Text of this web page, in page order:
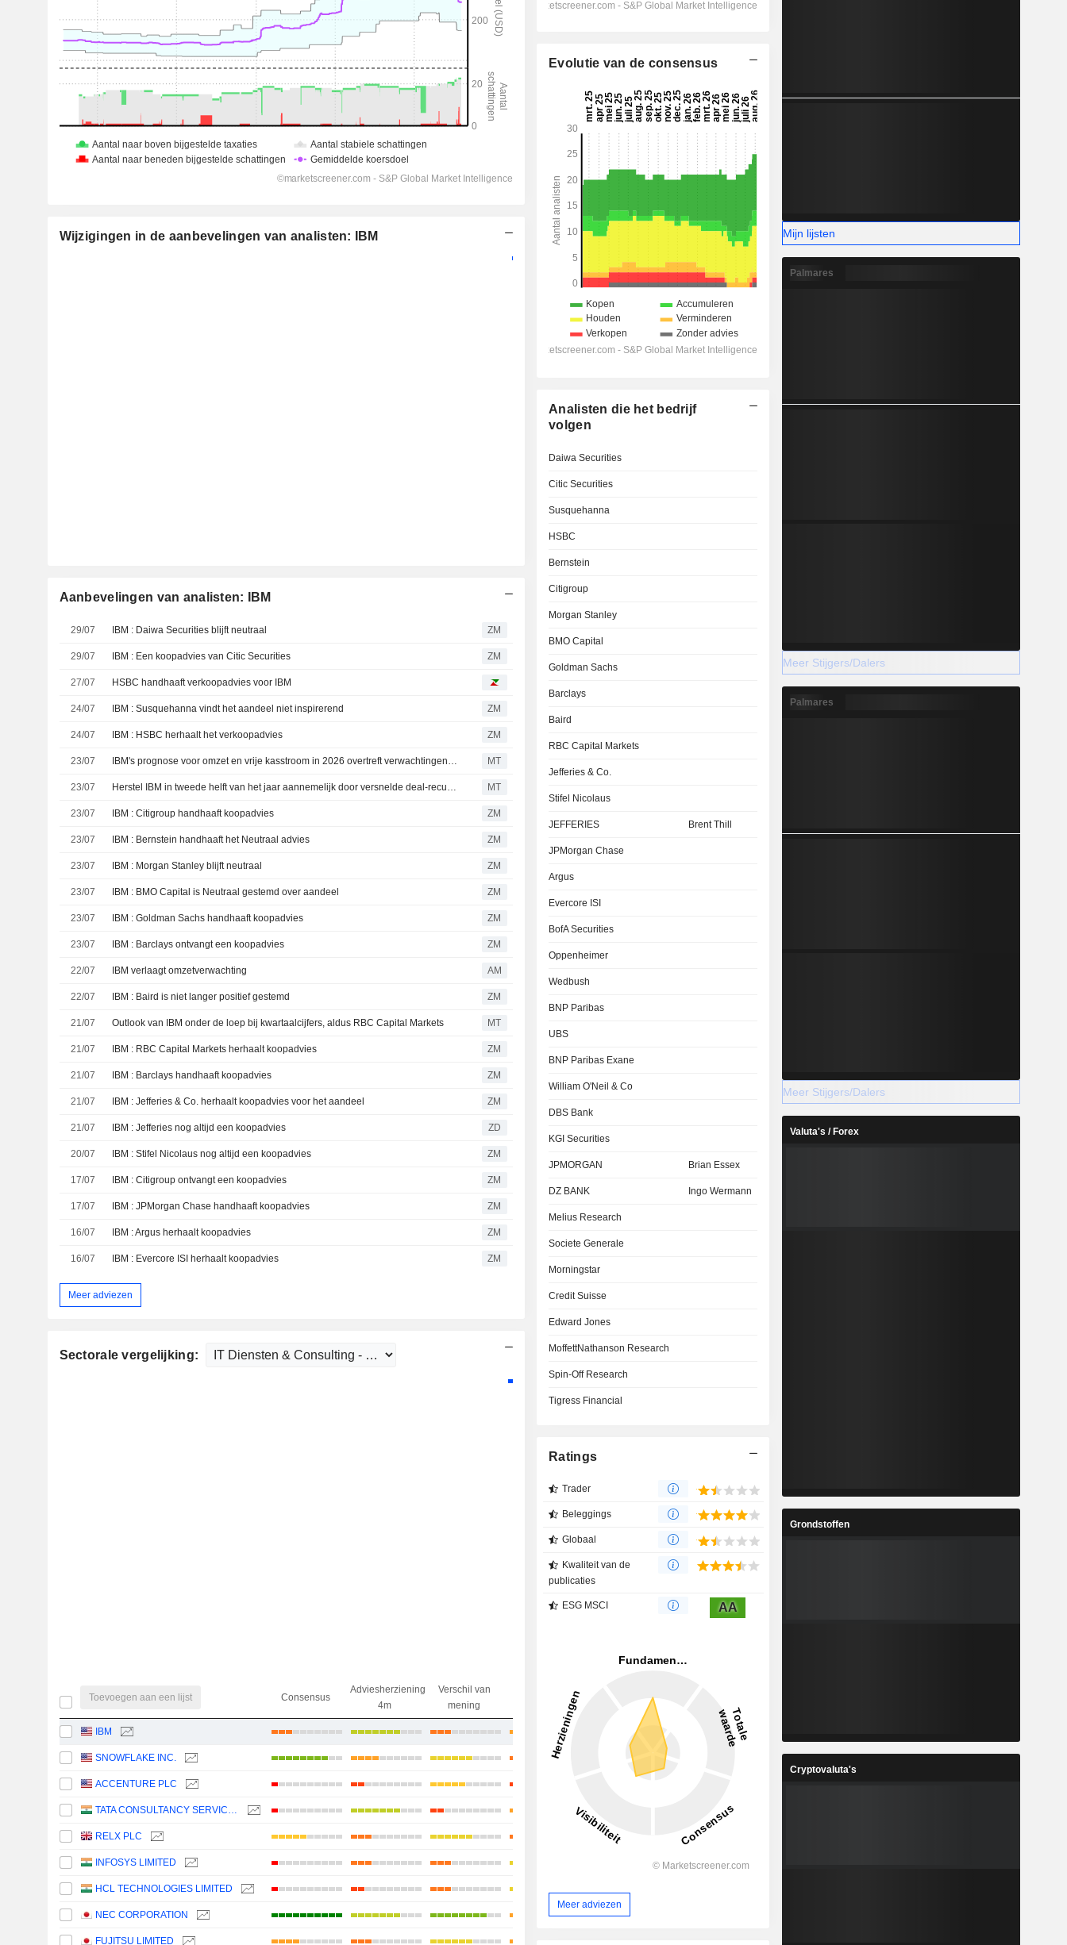
Wijzigingen in de aanbevelingen van analisten: IBM
Aanbevelingen van analisten: IBM
29/07 IBM : Daiwa Securities blijft neutraal ZM
29/07 IBM : Een koopadvies van Citic Securities ZM
27/07 HSBC handhaaft verkoopadvies voor IBM
24/07 IBM : Susquehanna vindt het aandeel niet inspirerend ZM
24/07 IBM : HSBC herhaalt het verkoopadvies ZM
23/07 IBM's prognose voor omzet en vrije kasstroom in 2026 overtreft verwachtingen, aldus RBC Capital Markets MT
23/07 Herstel IBM in tweede helft van het jaar aannemelijk door versnelde deal-recuperatie en hogere productiviteit, aldus Morgan Stanley MT
23/07 IBM : Citigroup handhaaft koopadvies ZM
23/07 IBM : Bernstein handhaaft het Neutraal advies ZM
23/07 IBM : Morgan Stanley blijft neutraal ZM
23/07 IBM : BMO Capital is Neutraal gestemd over aandeel ZM
23/07 IBM : Goldman Sachs handhaaft koopadvies ZM
23/07 IBM : Barclays ontvangt een koopadvies ZM
22/07 IBM verlaagt omzetverwachting AM
22/07 IBM : Baird is niet langer positief gestemd ZM
21/07 Outlook van IBM onder de loep bij kwartaalcijfers, aldus RBC Capital Markets MT
21/07 IBM : RBC Capital Markets herhaalt koopadvies ZM
21/07 IBM : Barclays handhaaft koopadvies ZM
21/07 IBM : Jefferies & Co. herhaalt koopadvies voor het aandeel ZM
21/07 IBM : Jefferies nog altijd een koopadvies ZD
20/07 IBM : Stifel Nicolaus nog altijd een koopadvies ZM
17/07 IBM : Citigroup ontvangt een koopadvies ZM
17/07 IBM : JPMorgan Chase handhaaft koopadvies ZM
16/07 IBM : Argus herhaalt koopadvies ZM
16/07 IBM : Evercore ISI herhaalt koopadvies ZM
Meer adviezen
Sectorale vergelijking:
Toevoegen aan een lijst Consensus
Adviesherziening
4m
Verschil van
mening
IBM
SNOWFLAKE INC.
ACCENTURE PLC
TATA CONSULTANCY SERVICES LTD.
RELX PLC +24,91%
INFOSYS LIMITED
HCL TECHNOLOGIES LIMITED
NEC CORPORATION +28,46%
FUJITSU LIMITED
Evolutie van de consensus
Analisten die het bedrijf
volgen
Daiwa Securities
Citic Securities
Susquehanna
HSBC
Bernstein
Citigroup
Morgan Stanley
BMO Capital
Goldman Sachs
Barclays
Baird
RBC Capital Markets
Jefferies & Co.
Stifel Nicolaus
JEFFERIES Brent Thill
JPMorgan Chase
Argus
Evercore ISI
BofA Securities
Oppenheimer
Wedbush
BNP Paribas
UBS
BNP Paribas Exane
William O'Neil & Co
DBS Bank
KGI Securities
JPMORGAN Brian Essex
DZ BANK Ingo Wermann
Melius Research
Societe Generale
Morningstar
Credit Suisse
Edward Jones
MoffettNathanson Research
Spin-Off Research
Tigress Financial
Ratings
Trader
Beleggings
Globaal
Kwaliteit van de
publicaties
ESG MSCI AA
Meer adviezen
Mijn lijsten
Palmares
Meer Stijgers/Dalers
Palmares
Meer Stijgers/Dalers
Valuta's / Forex
Grondstoffen
Cryptovaluta's